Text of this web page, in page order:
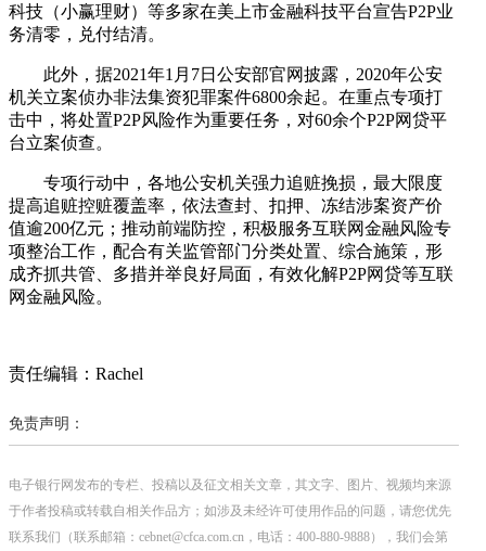
科技（小赢理财）等多家在美上市金融科技平台宣告P2P业
务清零，兑付结清。
此外，据2021年1月7日公安部官网披露，2020年公安
机关立案侦办非法集资犯罪案件6800余起。在重点专项打
击中，将处置P2P风险作为重要任务，对60余个P2P网贷平
台立案侦查。
专项行动中，各地公安机关强力追赃挽损，最大限度
提高追赃控赃覆盖率，依法查封、扣押、冻结涉案资产价
值逾200亿元；推动前端防控，积极服务互联网金融风险专
项整治工作，配合有关监管部门分类处置、综合施策，形
成齐抓共管、多措并举良好局面，有效化解P2P网贷等互联
网金融风险。
责任编辑：Rachel
免责声明：
电子银行网发布的专栏、投稿以及征文相关文章，其文字、图片、视频均来源
于作者投稿或转载自相关作品方；如涉及未经许可使用作品的问题，请您优先
联系我们（联系邮箱：cebnet@cfca.com.cn，电话：400-880-9888），我们会第